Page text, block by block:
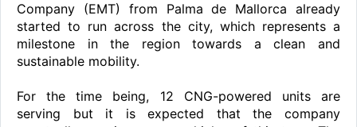
Company (EMT) from Palma de Mallorca already
started to run across the city, which represents a
milestone in the region towards a clean and
sustainable mobility.
For the time being, 12 CNG-powered units are
serving but it is expected that the company